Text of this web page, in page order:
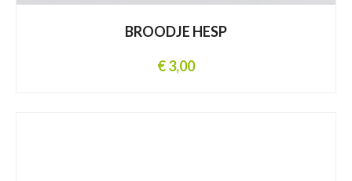
BROODJE HESP
€ 3,00